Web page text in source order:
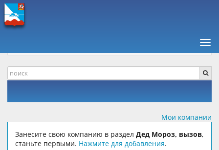
Мои компании
Занесите свою компанию в раздел Дед Мороз, вызов,
станьте первыми. Нажмите для добавления.